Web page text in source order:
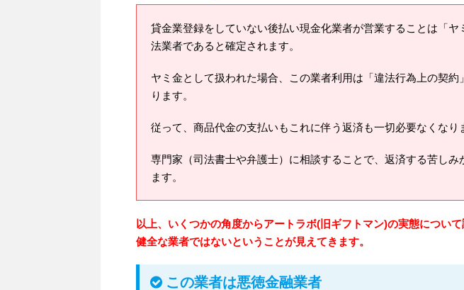
貸金業登録をしていない後払い現金化業者が営業することは「ヤ
法業者であると確定されます。
ヤミ金として扱われた場合、この業者利用は「違法行為上の契約
ります。
従って、商品代金の支払いもこれに伴う返済も一切必要なくなり
専門家（司法書士や弁護士）に相談することで、返済する苦しみ
ます。
以上、いくつかの角度からアートラボ(旧ギフトマン)の実態につい
健全な業者ではないということが見えてきます。
この業者は悪徳金融業者